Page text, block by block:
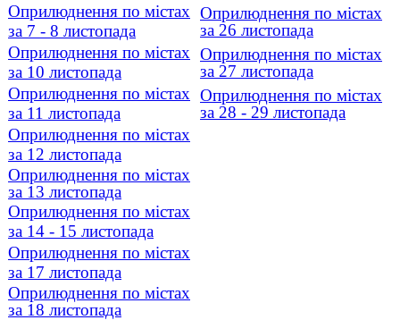
Оприлюднення по містах
за 7 - 8 листопада
Оприлюднення по містах
за 26 листопада
Оприлюднення по містах
за 10 листопада
Оприлюднення по містах
за 27 листопада
Оприлюднення по містах
за 11 листопада
Оприлюднення по містах
за 28 - 29 листопада
Оприлюднення по містах
за 12 листопада
Оприлюднення по містах
за 13 листопада
Оприлюднення по містах
за 14 - 15 листопада
Оприлюднення по містах
за 17 листопада
Оприлюднення по містах
за 18 листопада